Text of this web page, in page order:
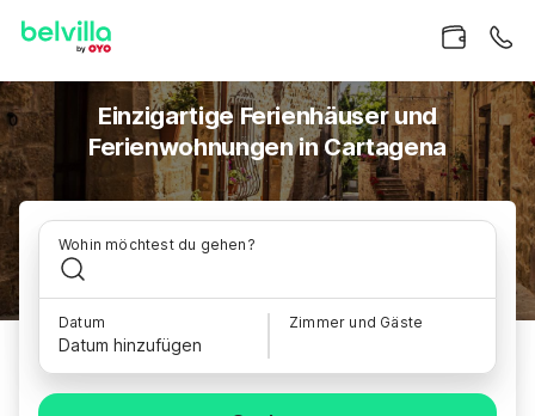
Einzigartige Ferienhäuser und
Ferienwohnungen in Cartagena
Wohin möchtest du gehen?
Datum
Datum hinzufügen
Zimmer und Gäste